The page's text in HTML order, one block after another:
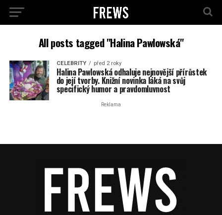
All posts tagged "Halina Pawlowská"
CELEBRITY před 2 roky
Halina Pawlowská odhaluje nejnovější přírůstek
do její tvorby. Knižní novinka láká na svůj
specifický humor a pravdomluvnost
Reklama